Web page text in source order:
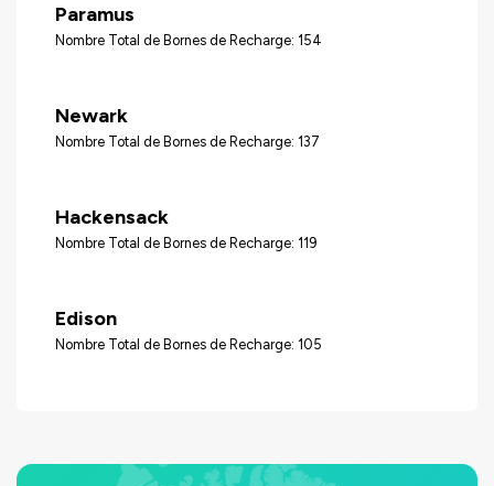
Paramus
Nombre Total de Bornes de Recharge: 154
Newark
Nombre Total de Bornes de Recharge: 137
Hackensack
Nombre Total de Bornes de Recharge: 119
Edison
Nombre Total de Bornes de Recharge: 105